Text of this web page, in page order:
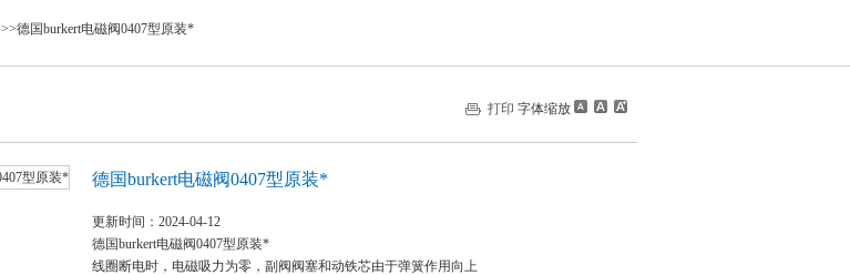
>>德国burkert电磁阀0407型原装*
打印 字体缩放
德国burkert电磁阀0407型原装*
更新时间：2024-04-12
德国burkert电磁阀0407型原装*
线圈断电时，电磁吸力为零，副阀阀塞和动铁芯由于弹簧作用向上